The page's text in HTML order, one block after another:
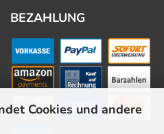
Cookies und andere
BEZAHLUNG